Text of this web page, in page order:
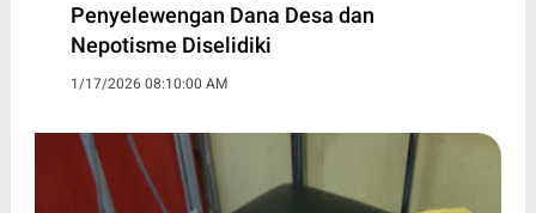
Penyelewengan Dana Desa dan
Nepotisme Diselidiki
1/17/2026 08:10:00 AM